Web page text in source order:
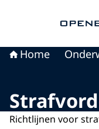
Home
Richtlijnen voor